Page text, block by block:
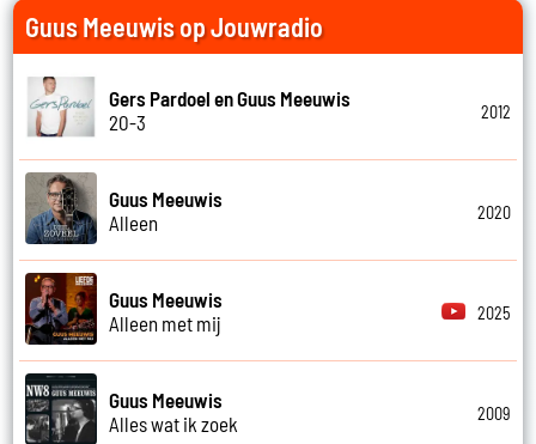
Guus Meeuwis op Jouwradio
Gers Pardoel en Guus Meeuwis
20-3
2012
Guus Meeuwis
Alleen
2020
Guus Meeuwis
Alleen met mij
2025
Guus Meeuwis
Alles wat ik zoek
2009